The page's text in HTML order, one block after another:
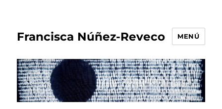
Francisca Núñez-Reveco MENÚ